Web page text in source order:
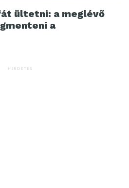
ültetni: a meglévő
a
HIRDETÉS